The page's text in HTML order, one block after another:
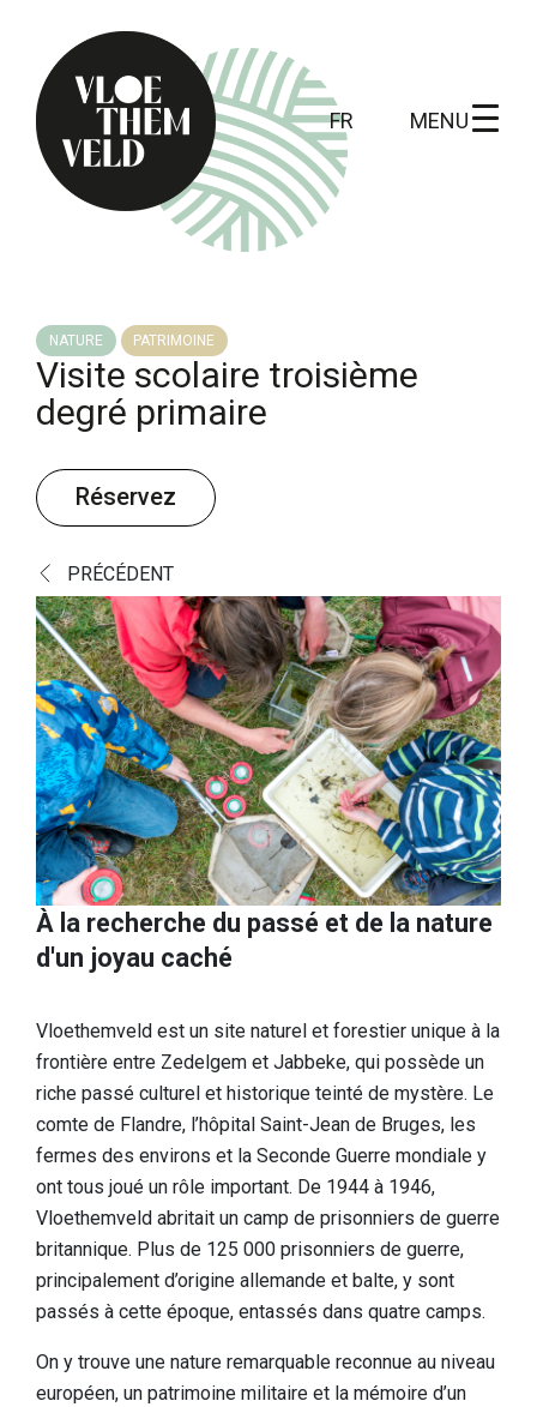
FR MENU
A faire
Toutes les activités
Visites guidées
Routes
Kunst in Vloethemveld
Découvrir
Nature supérieure européenne
Paysage culturel et historique
Une histoire fascinante
Un aperçu des trouvailles
Livre Joyau caché
Informations pratiques
Portes de réception
Aire de jeux
Dormir
Lieux d'intérêt dans la région
Accessibilité
Qui sommes-nous
Notre région
NATURE PATRIMOINE
Visite scolaire troisième
degré primaire
Réservez
PRÉCÉDENT
À la recherche du passé et de la nature
d'un joyau caché
Vloethemveld est un site naturel et forestier unique à la
frontière entre Zedelgem et Jabbeke, qui possède un
riche passé culturel et historique teinté de mystère. Le
comte de Flandre, l’hôpital Saint-Jean de Bruges, les
fermes des environs et la Seconde Guerre mondiale y
ont tous joué un rôle important. De 1944 à 1946,
Vloethemveld abritait un camp de prisonniers de guerre
britannique. Plus de 125 000 prisonniers de guerre,
principalement d’origine allemande et balte, y sont
passés à cette époque, entassés dans quatre camps.
On y trouve une nature remarquable reconnue au niveau
européen, un patrimoine militaire et la mémoire d’un